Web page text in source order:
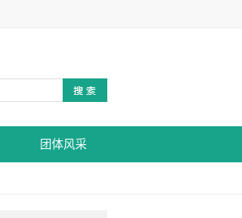
团体风采